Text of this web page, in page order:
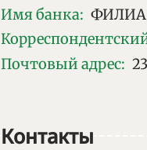
Имя банка:
Почтовый адрес:
Контакты